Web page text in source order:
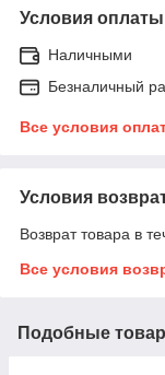
Условия оплаты
Наличными
Безналичный
Все условия
Условия
Возврат товара в
Все условия
Подобные